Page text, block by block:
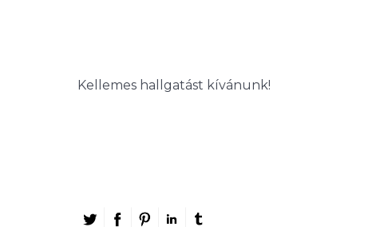
Kellemes hallgatást kívánunk!